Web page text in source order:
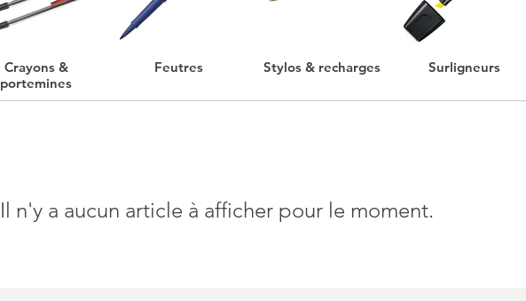
Il n'y a aucun article à afficher pour le moment.
Crayons &
portemines
Feutres Stylos & recharges Surligneurs